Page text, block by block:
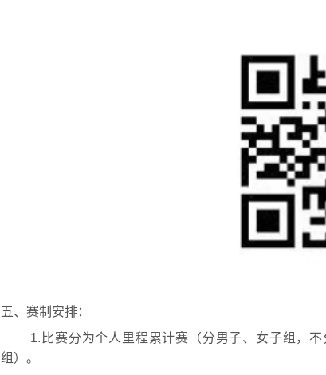
五、赛制安排：
1.比赛分为个人里程累计赛（分男子、女子组，
组）。